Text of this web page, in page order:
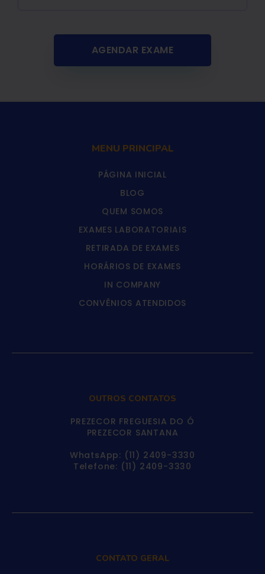
AGENDAR EXAME
CONTATO GERAL
OUTROS CONTATOS
PREZECOR FREGUESIA DO Ó
PREZECOR SANTANA
WhatsApp: (11) 2409-3330
Telefone: (11) 2409-3330
MENU PRINCIPAL
PÁGINA INICIAL
BLOG
QUEM SOMOS
EXAMES LABORATORIAIS
RETIRADA DE EXAMES
HORÁRIOS DE EXAMES
IN COMPANY
CONVÊNIOS ATENDIDOS